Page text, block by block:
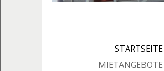
STARTSEITE
MIETANGEBOTE